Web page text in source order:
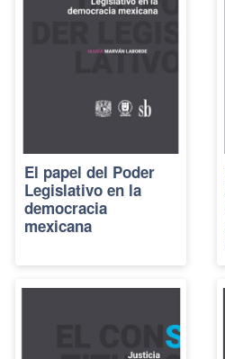
El papel del Poder
Legislativo en la
democracia
mexicana